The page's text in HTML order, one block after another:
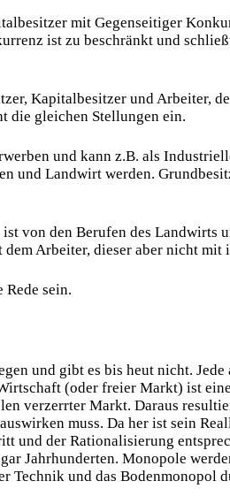
mit Gegenseitiger
ist zu beschränkt und
Kapitalbesitzer und Arbeiter,
die gleichen Stellungen ein.
und kann z.B. als
und Landwirt werden.
von den Berufen des Landwirts
Arbeiter, dieser aber nicht
sein.
und gibt es bis heut nicht. Jede
(oder freier Markt) ist
verzerrter Markt. Daraus
muss. Da her ist sein
und der Rationalisierung
Jahrhunderten. Monopole
Technik und das Bodenmonopol